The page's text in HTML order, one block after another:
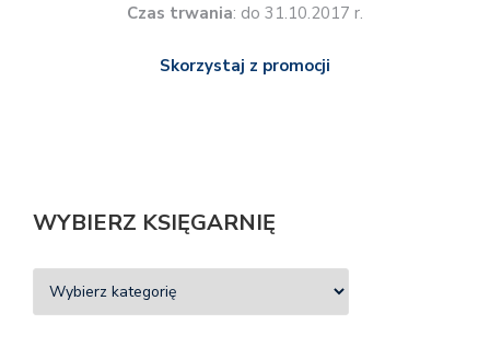
Czas trwania: do 31.10.2017 r.
Skorzystaj z promocji
WYBIERZ KSIĘGARNIĘ